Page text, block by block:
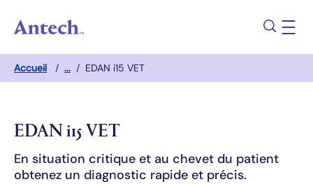
Breadcrumb
Accueil / ... / EDAN i15 VET
EDAN i15 VET
En situation critique et au chevet du patient
obtenez un diagnostic rapide et précis.